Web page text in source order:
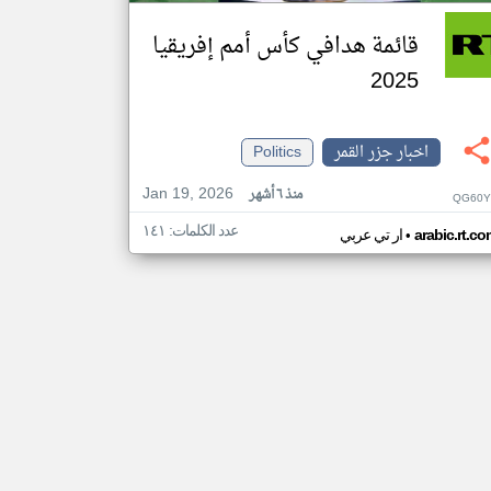
قائمة هدافي كأس أمم إفريقيا
2025
اخبار جزر القمر
Politics
Jan 19, 2026
منذ ٦ أشهر
ار تي عربي• عدد الكلمات: ١٤١